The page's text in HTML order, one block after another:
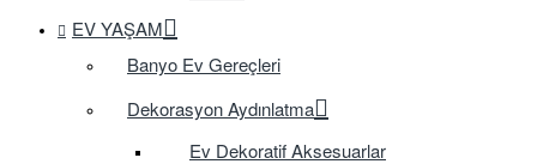
EV YAŞAM
Banyo Ev Gereçleri
Dekorasyon Aydınlatma
Ev Dekoratif Aksesuarlar